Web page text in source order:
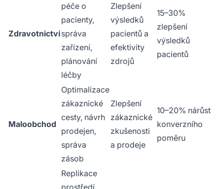
Zdravotnictví
péče o
pacienty,
správa
zařízení,
plánování
léčby
Zlepšení
výsledků
pacientů a
efektivity
zdrojů
15–30%
zlepšení
výsledků
pacientů
Maloobchod
Optimalizace
zákaznické
cesty, návrh
prodejen,
správa
zásob
Zlepšení
zákaznické
zkušenosti
a prodeje
10–20% nárůst
konverzního
poměru
Replikace